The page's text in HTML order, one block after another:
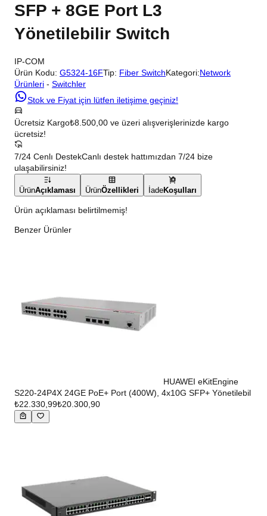
SFP + 8GE Port L3
Yönetilebilir Switch
IP-COM
Ürün Kodu: G5324-16FTip: Fiber SwitchKategori:Network
Ürünleri - Switchler
Stok ve Fiyat için lütfen iletişime geçiniz!
Ücretsiz Kargo₺8.500,00 ve üzeri alışverişlerinizde kargo
ücretsiz!
7/24 Cenlı DestekCanlı destek hattımızdan 7/24 bize
ulaşabilirsiniz!
ÜrünAçıklaması ÜrünÖzellikleri İadeKoşulları
Ürün açıklaması belirtilmemiş!
Benzer Ürünler
HUAWEI eKitEngine
S220-24P4X 24GE PoE+ Port (400W), 4x10G SFP+ Yönetilebil
₺22.330,99₺20.300,90